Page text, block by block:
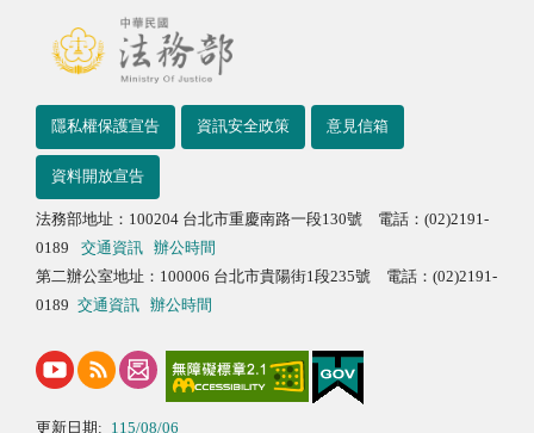
隱私權保護宣告 資訊安全政策 意見信箱
資料開放宣告
法務部地址：100204 台北市重慶南路一段130號 電話：(02)2191-
0189
交通資訊
辦公時間
第二辦公室地址：100006 台北市貴陽街1段235號 電話：(02)2191-
0189 交通資訊 辦公時間
更新日期: 115/08/06